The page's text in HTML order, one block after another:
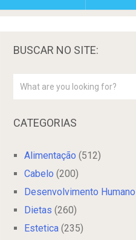
BUSCAR NO SITE:
CATEGORIAS
Alimentação (512)
Cabelo (200)
Desenvolvimento Humano
Dietas (260)
Estetica (235)